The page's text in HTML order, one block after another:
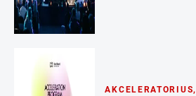
AKCELERATORIUS,